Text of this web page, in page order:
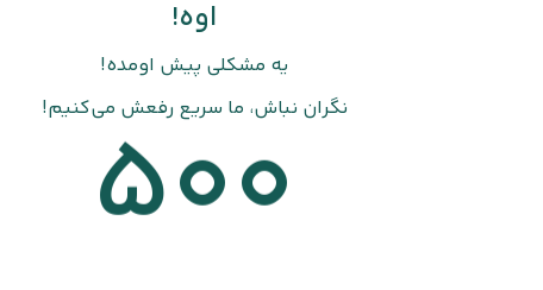
اوه!
یه مشکلی پیش اومده!
نگران نباش، ما سریع رفعش می‌کنیم!
500